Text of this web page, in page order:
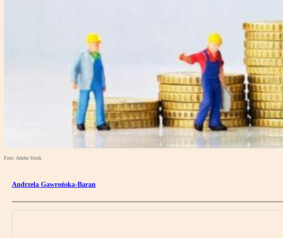
Foto: Adobe Stock
Andrzela Gawrońska-Baran